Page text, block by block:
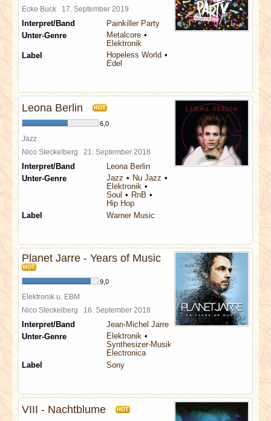
Ecke Buck 17. September 2019
Interpret/Band
Painkiller Party
Unter-Genre
Metalcore
Elektronik
Label
Hopeless World
Edel
Leona Berlin HOT
6,0
Jazz
Nico Steckelberg 21. September 2018
Interpret/Band
Leona Berlin
Unter-Genre
Jazz
Nu Jazz
Elektronik
Soul
RnB
Hip Hop
Label
Warner Music
Planet Jarre - Years of Music
HOT
9,0
Elektronik u. EBM
Nico Steckelberg 16. September 2018
Interpret/Band
Jean-Michel Jarre
Unter-Genre
Elektronik
Synthesizer-Musik
Electronica
Label
Sony
VIII - Nachtblume HOT